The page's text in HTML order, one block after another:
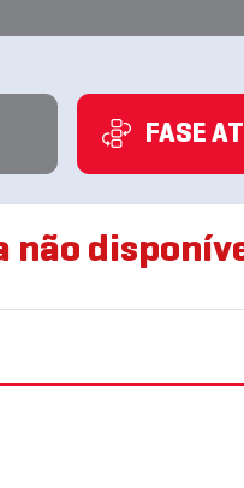
FASE
não